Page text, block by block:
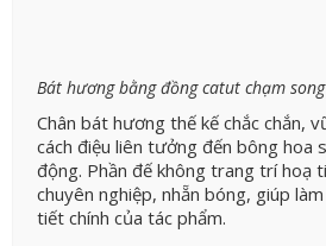
Bát hương bằng đồng catut chạm
Chân bát hương thế kế chắc chắn,
cách điệu liên tưởng đến bông hoa
động. Phần đế không trang trí hoạ
chuyên nghiệp, nhẵn bóng, giúp
tiết chính của tác phẩm.